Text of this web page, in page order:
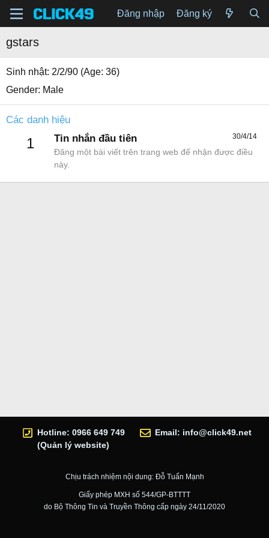
Đăng nhập Đăng ký
gstars
Sinh nhật 2/2/90 (Age: 36)
Gender Male
Các danh hiệu
1 30/4/14
Tin nhắn đầu tiên
Đăng một bài viết trên trang web để nhận được điều
này.
Hotline: 0966 649 749
(Quản lý website)
Email: info@click49.net
Chịu trách nhiệm nội dung: Đỗ Tuấn Mạnh
Giấy phép MXH số 544/GP-BTTTT
do Bộ Thông Tin và Truyền Thông cấp ngày 24/11/2020